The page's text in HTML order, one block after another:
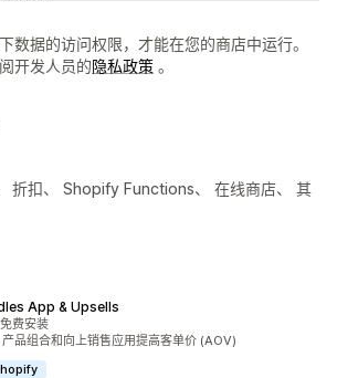
数据的访问权限，才能在您的商店中运行。
开发人员的隐私政策 。
折扣、 Shopify Functions、 在线商店、 其
App & Upsells
）
论
免费安装
品组合和向上销售应用提高客单价 (AOV)